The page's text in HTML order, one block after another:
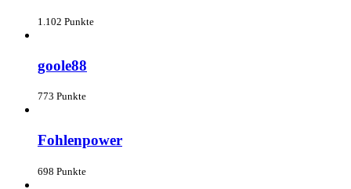
1.102 Punkte
goole88
773 Punkte
Fohlenpower
698 Punkte